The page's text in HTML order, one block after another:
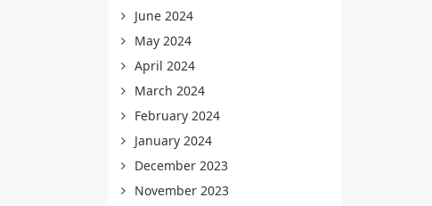
June 2024
May 2024
April 2024
March 2024
February 2024
January 2024
December 2023
November 2023